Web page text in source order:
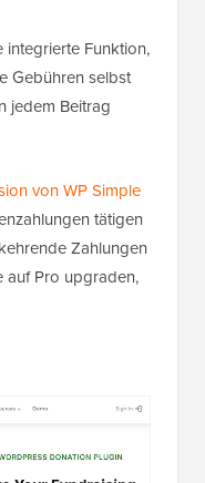
integrierte Funktion,
Gebühren selbst
jedem Beitrag
von WP Simple
tätigen
Zahlungen
auf Pro upgraden,